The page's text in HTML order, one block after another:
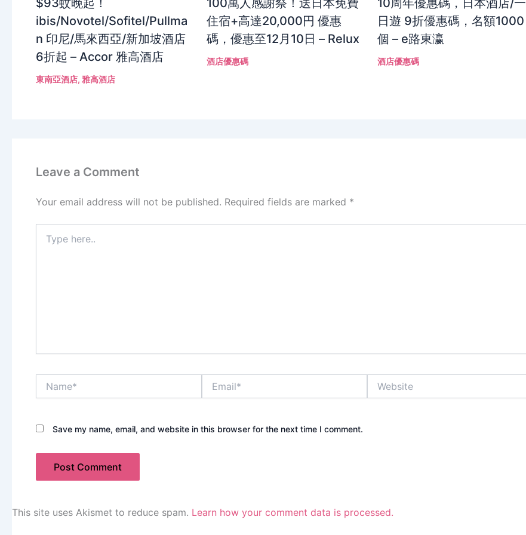
ibis/Novotel/Sofitel/Pullma
n 印尼/馬來西亞/新加坡酒店
6折起 – Accor 雅高酒店
東南亞酒店, 雅高酒店
住宿+高達20,000円 優惠
碼，優惠至12月10日 – Relux
酒店優惠碼
日遊 9折優惠碼，名額1000
個 – e路東瀛
酒店優惠碼
Leave a Comment
Your email address will not be published. Required fields are marked *
here..
Save my name, email, and website in this browser for the next time I comment.
This site uses Akismet to reduce spam. Learn how your comment data is processed.